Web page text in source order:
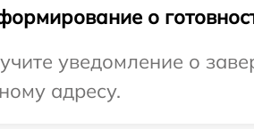
о
уведомление о
адресу.